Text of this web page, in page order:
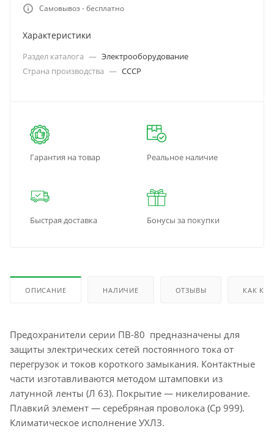
Самовывоз - бесплатно
Характеристики
Раздел каталога — Электрооборудование
Страна производства — СССР
Гарантия на товар Реальное наличие
Быстрая доставка Бонусы за покупки
ОПИСАНИЕ НАЛИЧИЕ ОТЗЫВЫ КАК
Предохранители серии ПВ-80 предназначены для
защиты электрических сетей постоянного тока от
перегрузок и токов короткого замыкания. Контактные
части изготавливаются методом штамповки из
латунной ленты (Л 63). Покрытие — никелирование.
Плавкий элемент — серебряная проволока (Ср 999).
Климатическое исполнение УХЛЗ.